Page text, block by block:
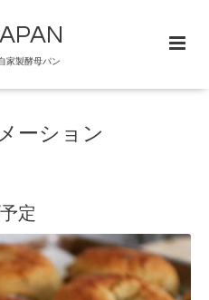
家製酵母パン
ーション
定